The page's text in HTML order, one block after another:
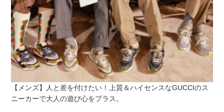
【メンズ】人と差を付けたい！上質＆ハイセンスなGUCCIのス
ニーカーで大人の遊び心をプラス。